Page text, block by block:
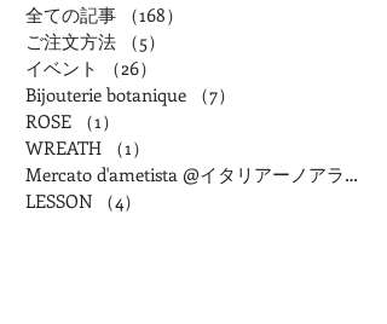
全ての記事 （168）
ご注文方法
（5）
イベント
（26）
Bijouterie botanique
（7）
ROSE
（1）
WREATH
（1）
Mercato d'ametista @イタリアーノアランチャ
LESSON
（4）